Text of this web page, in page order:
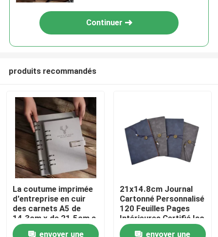
Accueil
A propos de nous
Contacts
Continuer
produits recommandés
La coutume imprimée
d'entreprise en cuir
des carnets A5 de
14.3cm x de 21.5cm a
imprimé des blocs-
envoyer une
21x14.8cm Journal
Cartonné Personnalisé
120 Feuilles Pages
Intérieures Certifié Iso
envoyer une